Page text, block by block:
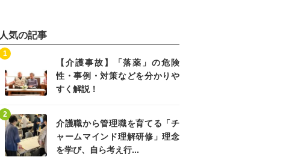
人気の記事
【介護事故】「落薬」の危険
性・事例・対策などを分かりや
すく解説！
1
介護職から管理職を育てる「チ
ャームマインド理解研修」理念
を学び、自ら考え行...
2